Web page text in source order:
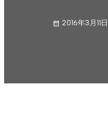
2016年3月11日